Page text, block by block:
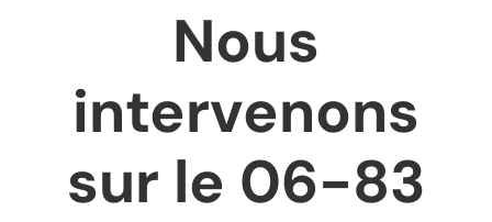
Nous
intervenons
sur le 06-83